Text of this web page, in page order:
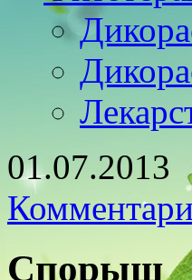
01.07.2013
Спорыш